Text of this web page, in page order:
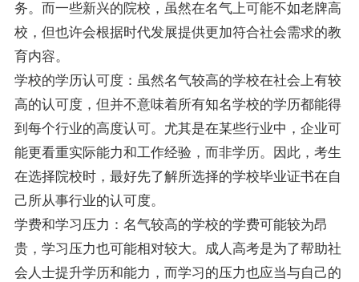
务。而一些新兴的院校，虽然在名气上可能不如老牌高
校，但也许会根据时代发展提供更加符合社会需求的教
育内容。
学校的学历认可度：虽然名气较高的学校在社会上有较
高的认可度，但并不意味着所有知名学校的学历都能得
到每个行业的高度认可。尤其是在某些行业中，企业可
能更看重实际能力和工作经验，而非学历。因此，考生
在选择院校时，最好先了解所选择的学校毕业证书在自
己所从事行业的认可度。
学费和学习压力：名气较高的学校的学费可能较为昂
贵，学习压力也可能相对较大。成人高考是为了帮助社
会人士提升学历和能力，而学习的压力也应当与自己的